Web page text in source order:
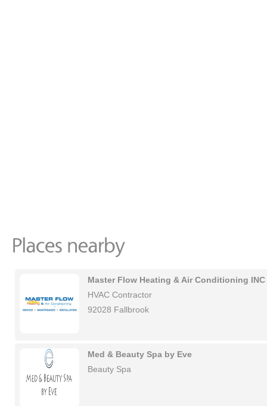
Master Flow Heating & Air Conditioning INC
HVAC Contractor
92028 Fallbrook
Med & Beauty Spa by Eve
Beauty Spa